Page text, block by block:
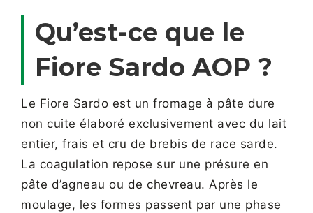
Qu’est-ce que le
Fiore Sardo AOP ?
Le Fiore Sardo est un fromage à pâte dure
non cuite élaboré exclusivement avec du lait
entier, frais et cru de brebis de race sarde.
La coagulation repose sur une présure en
pâte d’agneau ou de chevreau. Après le
moulage, les formes passent par une phase